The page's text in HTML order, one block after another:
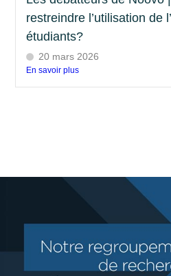
restreindre l’utilisation de
étudiants?
20 mars 2026
En savoir plus